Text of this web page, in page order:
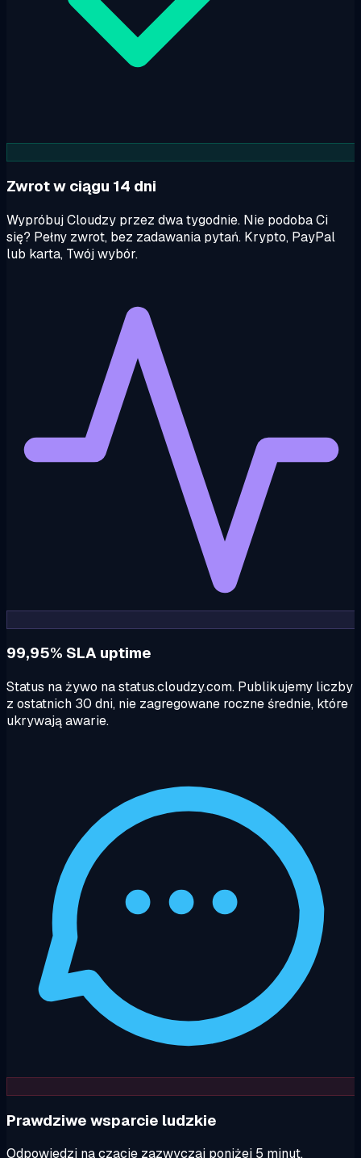
Zwrot w ciągu 14 dni
Wypróbuj Cloudzy przez dwa tygodnie. Nie podoba Ci
się? Pełny zwrot, bez zadawania pytań. Krypto, PayPal
lub karta, Twój wybór.
99,95% SLA uptime
Status na żywo na status.cloudzy.com. Publikujemy liczby
z ostatnich 30 dni, nie zagregowane roczne średnie, które
ukrywają awarie.
Prawdziwe wsparcie ludzkie
Odpowiedzi na czacie zazwyczaj poniżej 5 minut.